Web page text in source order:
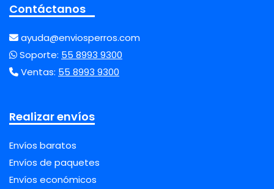
Contáctanos
ayuda@enviosperros.com
Soporte: 55 8993 9300
Ventas: 55 8993 9300
Realizar envíos
Envíos baratos
Envíos de paquetes
Envíos económicos